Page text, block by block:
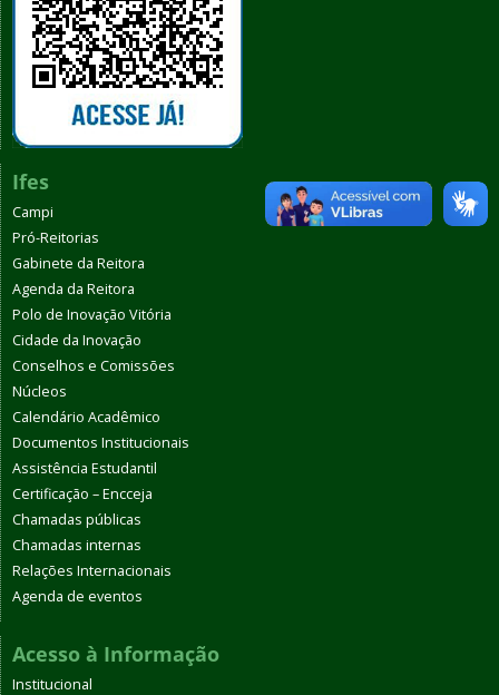
Ifes
Campi
Pró-Reitorias
Gabinete da Reitora
Agenda da Reitora
Polo de Inovação Vitória
Cidade da Inovação
Conselhos e Comissões
Núcleos
Calendário Acadêmico
Documentos Institucionais
Assistência Estudantil
Certificação – Encceja
Chamadas públicas
Chamadas internas
Relações Internacionais
Agenda de eventos
Acesso à Informação
Institucional